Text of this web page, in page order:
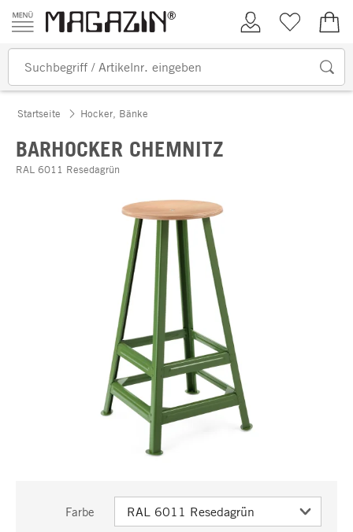
Zum Inhalt springen
Kundenkonto
Merkliste
Startseite Hocker, Bänke
BARHOCKER CHEMNITZ
RAL 6011 Resedagrün
Farbe